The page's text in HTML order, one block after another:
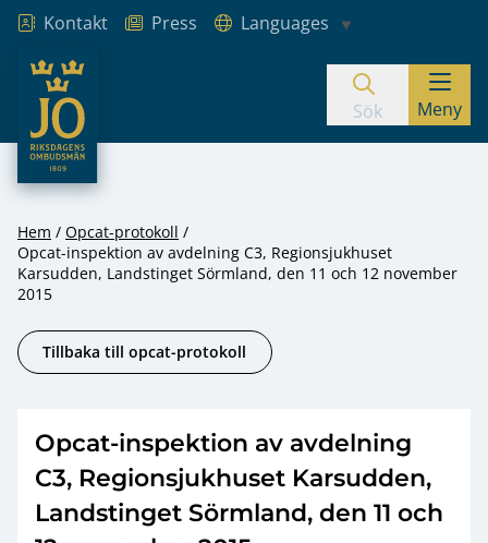
Hoppa till innehåll
Kontakt Press
Languages
JO – Riksdagens Ombudsmän
Sök Meny
Hem
Opcat-protokoll
Opcat-inspektion av avdelning C3, Regionsjukhuset
Karsudden, Landstinget Sörmland, den 11 och 12 november
2015
Tillbaka till opcat-protokoll
Opcat-inspektion av avdelning
C3, Regionsjukhuset Karsudden,
Landstinget Sörmland, den 11 och